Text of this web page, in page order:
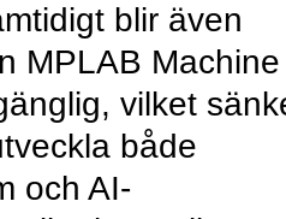
blir även
MPLAB Machine
vilket
både
och AI-